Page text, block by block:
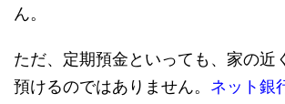
ん。
ただ、定期預金といっても、家の近
預けるのではありません。 ネット銀